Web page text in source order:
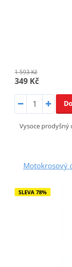
1 593 Kč
349 Kč
Vysoce prodyšný
Motokrosový
SLEVA 78%